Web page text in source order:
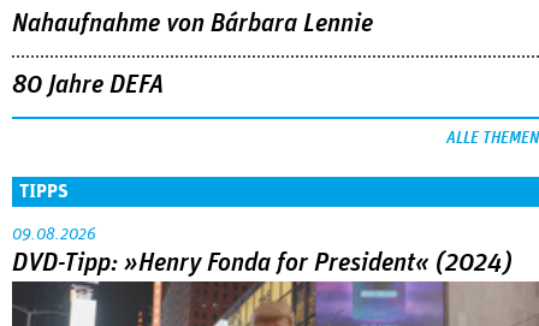
Nahaufnahme von Bárbara Lennie
80 Jahre DEFA
ALLE THEMEN
TIPPS
09.08.2026
DVD-Tipp: »Henry Fonda for President« (2024)